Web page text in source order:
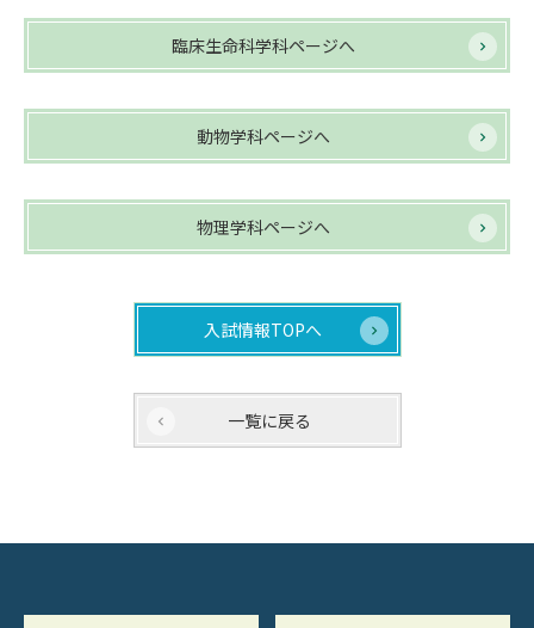
臨床生命科学科ページへ
動物学科ページへ
物理学科ページへ
入試情報TOPへ
一覧に戻る